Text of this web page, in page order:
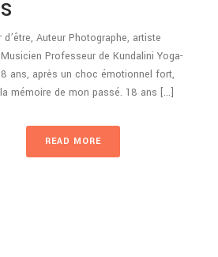
d’être, Auteur Photographe, artiste
Professeur de Kundalini Yoga-
ans, après un choc émotionnel fort,
mémoire de mon passé. 18 ans [...]
READ MORE